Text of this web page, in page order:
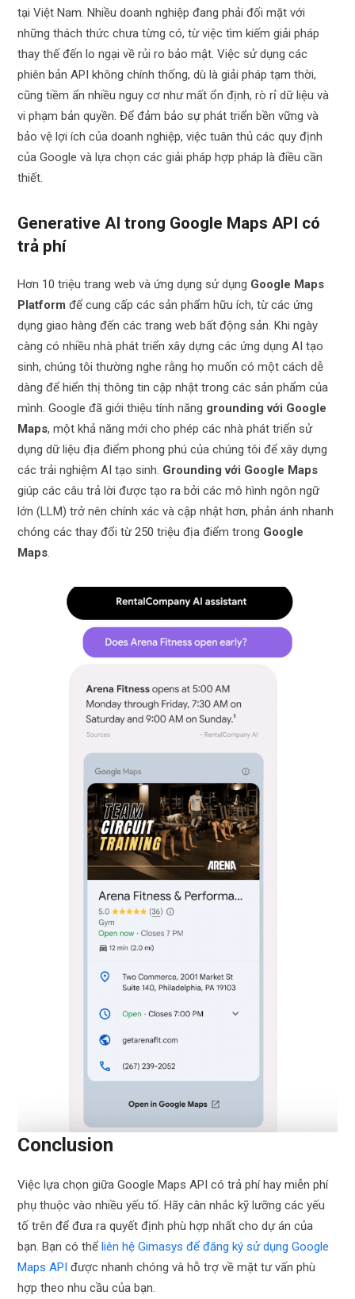
tại Việt Nam. Nhiều doanh nghiệp đang phải đối mặt với
những thách thức chưa từng có, từ việc tìm kiếm giải pháp
thay thế đến lo ngại về rủi ro bảo mật. Việc sử dụng các
phiên bản API không chính thống, dù là giải pháp tạm thời,
cũng tiềm ẩn nhiều nguy cơ như mất ổn định, rò rỉ dữ liệu và
vi phạm bản quyền. Để đảm bảo sự phát triển bền vững và
bảo vệ lợi ích của doanh nghiệp, việc tuân thủ các quy định
của Google và lựa chọn các giải pháp hợp pháp là điều cần
thiết.
Generative AI trong Google Maps API có
trả phí
Hơn 10 triệu trang web và ứng dụng sử dụng Google Maps
Platform để cung cấp các sản phẩm hữu ích, từ các ứng
dụng giao hàng đến các trang web bất động sản. Khi ngày
càng có nhiều nhà phát triển xây dựng các ứng dụng AI tạo
sinh, chúng tôi thường nghe rằng họ muốn có một cách dễ
dàng để hiển thị thông tin cập nhật trong các sản phẩm của
mình. Google đã giới thiệu tính năng grounding với Google
Maps, một khả năng mới cho phép các nhà phát triển sử
dụng dữ liệu địa điểm phong phú của chúng tôi để xây dựng
các trải nghiệm AI tạo sinh. Grounding với Google Maps
giúp các câu trả lời được tạo ra bởi các mô hình ngôn ngữ
lớn (LLM) trở nên chính xác và cập nhật hơn, phản ánh nhanh
chóng các thay đổi từ 250 triệu địa điểm trong Google
Maps.
Conclusion
Việc lựa chọn giữa Google Maps API có trả phí hay miễn phí
phụ thuộc vào nhiều yếu tố. Hãy cân nhắc kỹ lưỡng các yếu
tố trên để đưa ra quyết định phù hợp nhất cho dự án của
bạn. Bạn có thểliên hệ Gimasys để đăng ký sử dụng Google
Maps API được nhanh chóng và hỗ trợ về mặt tư vấn phù
hợp theo nhu cầu của bạn.